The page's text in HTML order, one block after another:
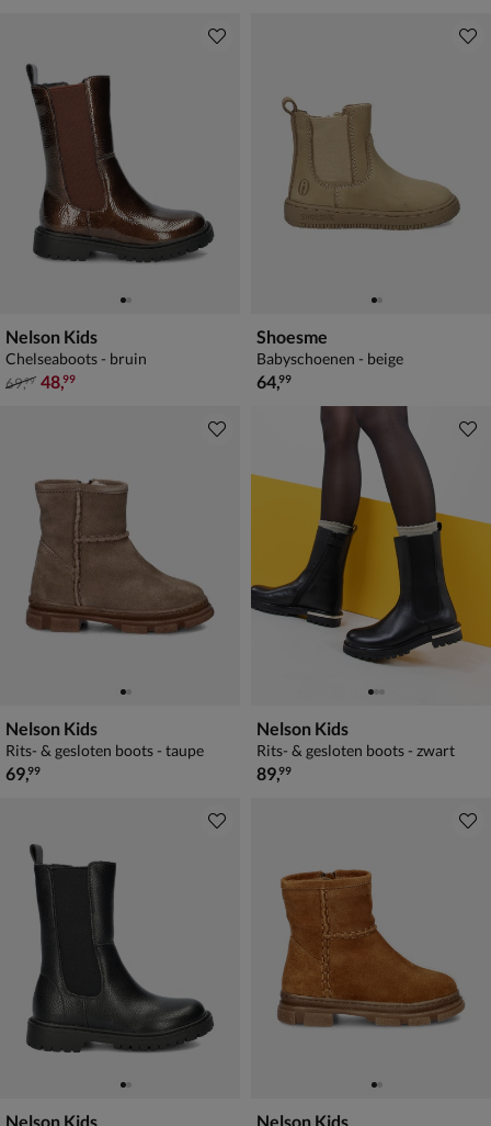
Nelson Kids
Chelseaboots - bruin
van € 69,99 voor € 48,99
69,99 48,99
Shoesme
Babyschoenen - beige
€ 64,99
64,99
Nelson Kids
Rits- & gesloten boots - taupe
€ 69,99
69,99
Nelson Kids
Rits- & gesloten boots - zwart
€ 89,99
89,99
Nelson Kids Nelson Kids